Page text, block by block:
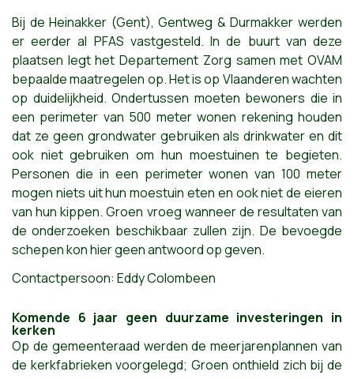
Bij de Heinakker (Gent), Gentweg & Durmakker werden
er eerder al PFAS vastgesteld. In de buurt van deze
plaatsen legt het Departement Zorg samen met OVAM
bepaalde maatregelen op. Het is op Vlaanderen wachten
op duidelijkheid. Ondertussen moeten bewoners die in
een perimeter van 500 meter wonen rekening houden
dat ze geen grondwater gebruiken als drinkwater en dit
ook niet gebruiken om hun moestuinen te begieten.
Personen die in een perimeter wonen van 100 meter
mogen niets uit hun moestuin eten en ook niet de eieren
van hun kippen. Groen vroeg wanneer de resultaten van
de onderzoeken beschikbaar zullen zijn. De bevoegde
schepen kon hier geen antwoord op geven.
Contactpersoon: Eddy Colombeen
Komende 6 jaar geen duurzame investeringen in
kerken
Op de gemeenteraad werden de meerjarenplannen van
de kerkfabrieken voorgelegd; Groen onthield zich bij de